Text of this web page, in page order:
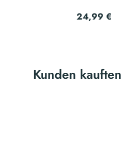
24,99 €
Kunden